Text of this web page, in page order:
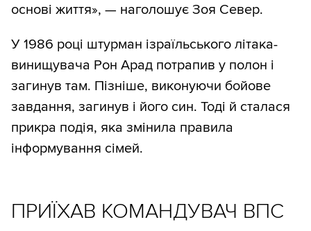
основі життя», — наголошує Зоя Север.
У 1986 році штурман ізраїльського літака-
винищувача Рон Арад потрапив у полон і
загинув там. Пізніше, виконуючи бойове
завдання, загинув і його син. Тоді й сталася
прикра подія, яка змінила правила
інформування сімей.
ПРИЇХАВ КОМАНДУВАЧ ВПС